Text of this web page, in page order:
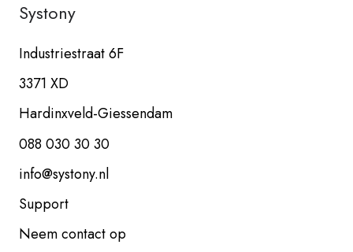
Systony
Industriestraat 6F
3371 XD
Hardinxveld-Giessendam
088 030 30 30
info@systony.nl
Support
Neem contact op